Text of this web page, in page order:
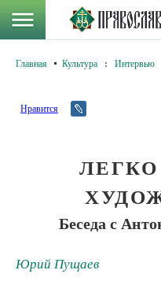
Главная Культура : Интервью
Нравится
Беседа с
Юрий Пущаев